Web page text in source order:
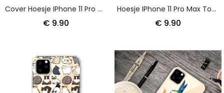
Cover Hoesje IPhone 11 Pro Max Telefoonhoesje Ijs
€ 9.90
Hoesje IPhone 11 Pro Max Toplamas
€ 9.90